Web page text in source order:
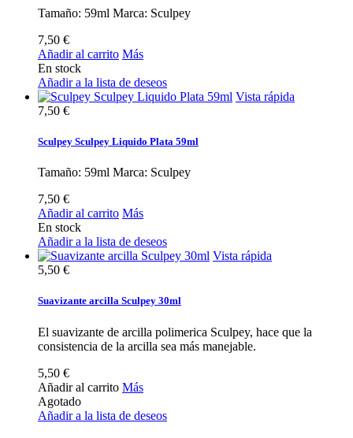
Tamaño: 59ml Marca: Sculpey
7,50 €
Añadir al carrito Más
En stock
Añadir a la lista de deseos
Vista rápida
7,50 €
Sculpey Sculpey Liquido Plata 59ml
Tamaño: 59ml Marca: Sculpey
7,50 €
Añadir al carrito Más
En stock
Añadir a la lista de deseos
Vista rápida
5,50 €
Suavizante arcilla Sculpey 30ml
El suavizante de arcilla polimerica Sculpey, hace que la
consistencia de la arcilla sea más manejable.
5,50 €
Añadir al carrito Más
Agotado
Añadir a la lista de deseos